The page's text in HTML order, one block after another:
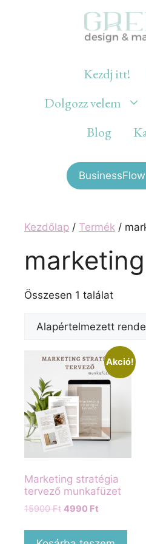
Kezdj itt!
Dolgozz velem
Blog
Kezdőlap / Termék /
marketing
Összesen 1 találat
Akció!
Marketing stratégia
tervező munkafüzet
15900Ft Original
was:
4990 Ft
is: